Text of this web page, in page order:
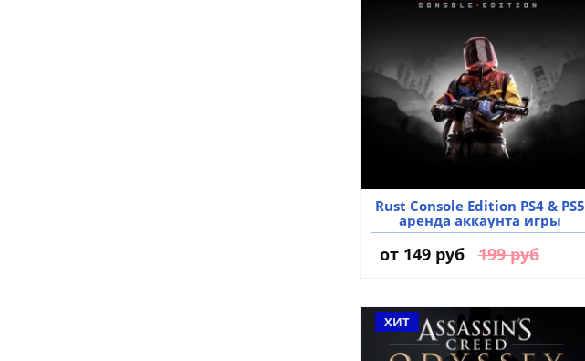
Rust Console Edition PS4 & PS5
аренда аккаунта игры
от 149 руб 199 руб
ХИТ